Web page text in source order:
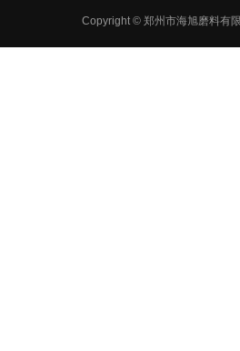
Copyright © 郑州市海旭磨料